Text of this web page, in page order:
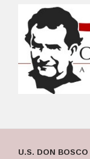
U.S. DON BOSCO